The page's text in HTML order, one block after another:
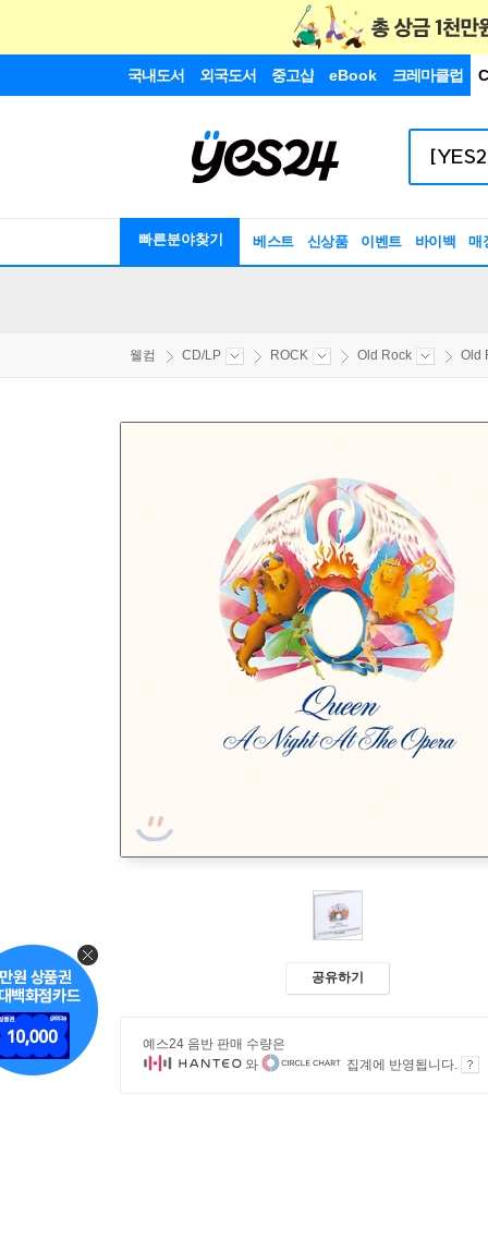
국내도서 외국도서 중고샵 eBook 크레마클럽
빠른분야찾기 베스트 신상품 이벤트 바이백 매
웰컴 CD/LP ROCK Old Rock Old
공유하기
예스24 음반 판매 수량은
와
집계에 반영됩니다.